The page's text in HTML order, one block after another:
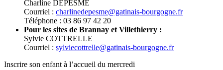
Charline DEPESME
Courriel : charlinedepesme@gatinais-bourgogne.fr
Téléphone : 03 86 97 42 20
Pour les sites de Brannay et Villethierry :
Sylvie COTTRELLE
Courriel : sylviecottrelle@gatinais-bourgogne.fr
Inscrire son enfant à l’accueil du mercredi